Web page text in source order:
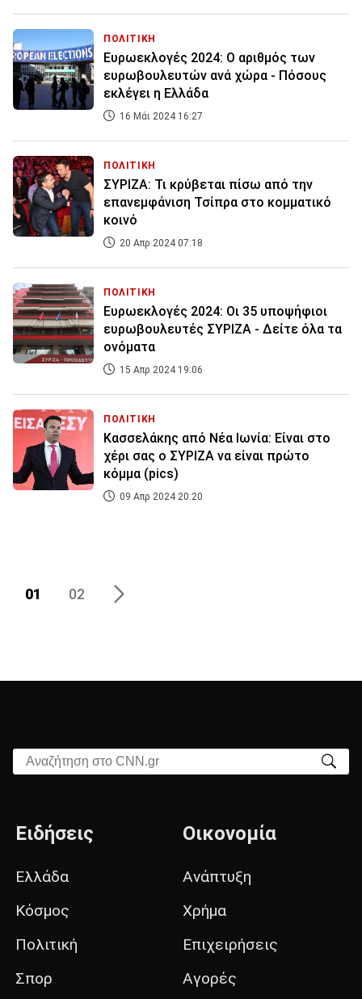
ΠΟΛΙΤΙΚΗ
Ευρωεκλογές 2024: Ο αριθμός των
ευρωβουλευτών ανά χώρα - Πόσους
εκλέγει η Ελλάδα
16 Μάι 2024 16:27
ΠΟΛΙΤΙΚΗ
ΣΥΡΙΖΑ: Τι κρύβεται πίσω από την
επανεμφάνιση Τσίπρα στο κομματικό
κοινό
20 Απρ 2024 07:18
ΠΟΛΙΤΙΚΗ
Ευρωεκλογές 2024: Οι 35 υποψήφιοι
ευρωβουλευτές ΣΥΡΙΖΑ - Δείτε όλα τα
ονόματα
15 Απρ 2024 19:06
ΠΟΛΙΤΙΚΗ
Κασσελάκης από Νέα Ιωνία: Είναι στο
χέρι σας ο ΣΥΡΙΖΑ να είναι πρώτο
κόμμα (pics)
09 Απρ 2024 20:20
01 02
Αναζήτηση στο CNN.gr
Ειδήσεις
Ελλάδα
Κόσμος
Πολιτική
Σπορ
Οικονομία
Ανάπτυξη
Χρήμα
Επιχειρήσεις
Αγορές